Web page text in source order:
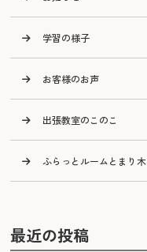
学習の様子
お客様のお声
出張教室のこのこ
ふらっとルームとまり木
最近の投稿